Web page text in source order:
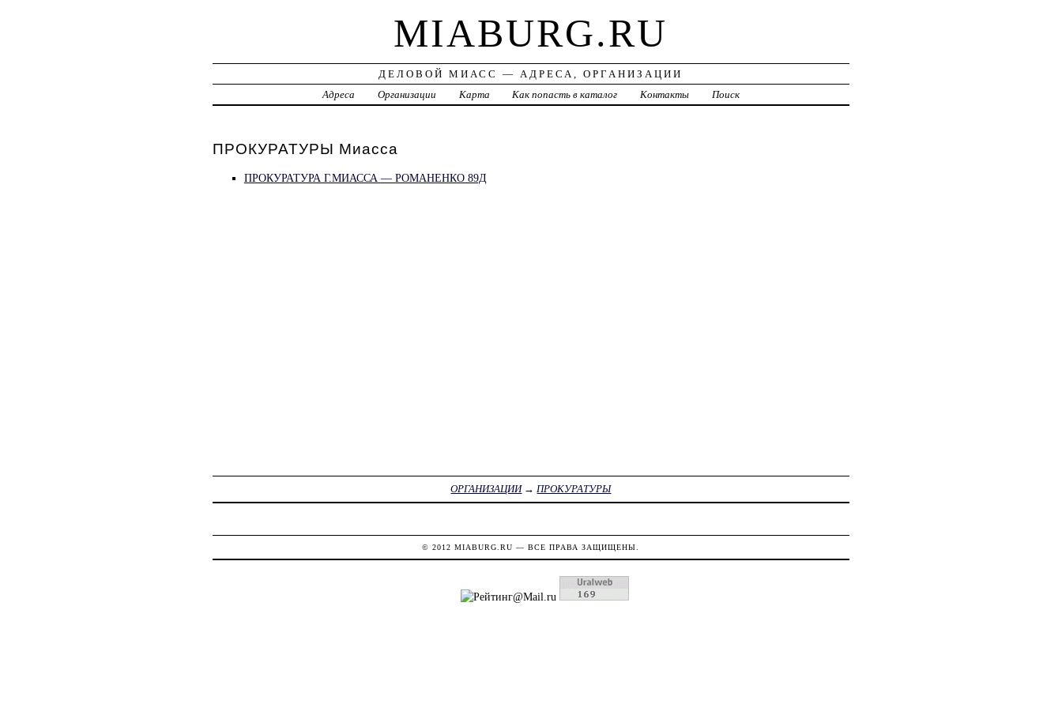
MIABURG.RU
ДЕЛОВОЙ МИАСС — АДРЕСА, ОРГАНИЗАЦИИ
Адреса
Организации Карта Как попасть в каталог Контакты Поиск
ПРОКУРАТУРЫ Миасса
ПРОКУРАТУРА Г.МИАССА — РОМАНЕНКО 89Д
ОРГАНИЗАЦИИ→ПРОКУРАТУРЫ
© 2012MIABURG.RU — ВСЕ ПРАВА ЗАЩИЩЕНЫ.